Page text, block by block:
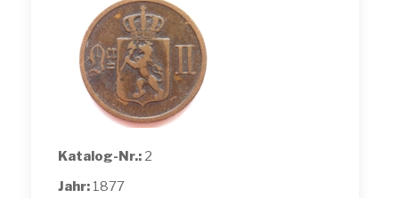
Katalog-Nr.: 2
Jahr: 1877